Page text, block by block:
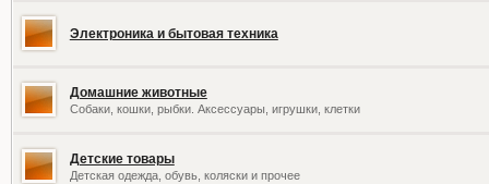
Электроника и бытовая техника
Домашние животные
Собаки, кошки, рыбки. Аксессуары, игрушки, клетки
Детские товары
Детская одежда, обувь, коляски и прочее